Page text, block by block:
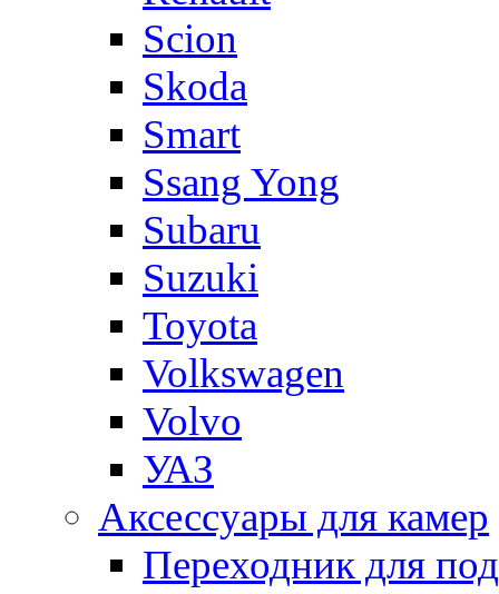
Scion
Skoda
Smart
Ssang Yong
Subaru
Suzuki
Toyota
Volkswagen
Volvo
УАЗ
Аксессуары для камер
Переходник для